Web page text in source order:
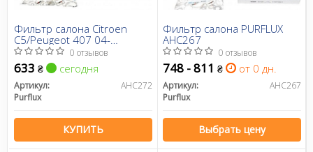
Фильтр салона Citroen
C5/Peugeot 407 04-
(угольный) 0 отзывов
633 ₴ сегодня
Артикул:
AHC272
Purflux
КУПИТЬ
Фильтр салона PURFLUX
AHC267
0 отзывов
748 - 811 ₴ от 0 дн.
Артикул:
AHC267
Purflux
Выбрать цену